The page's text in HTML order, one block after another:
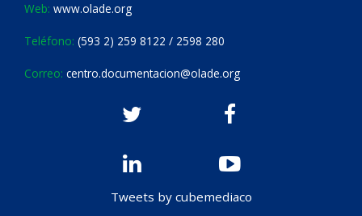
Web: www.olade.org
Teléfono: (593 2) 259 8122 / 2598 280
Correo: centro.documentacion@olade.org
Tweets by cubemediaco